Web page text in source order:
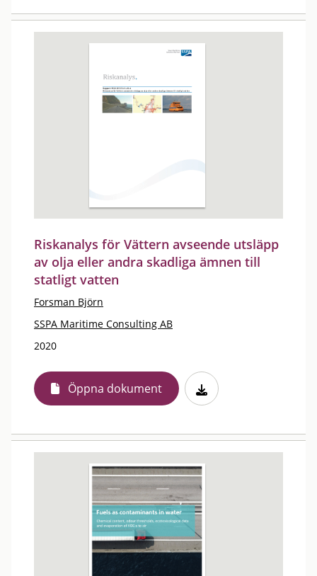
Riskanalys för Vättern avseende utsläpp
av olja eller andra skadliga ämnen till
statligt vatten
Forsman Björn
SSPA Maritime Consulting AB
2020
Öppna dokument